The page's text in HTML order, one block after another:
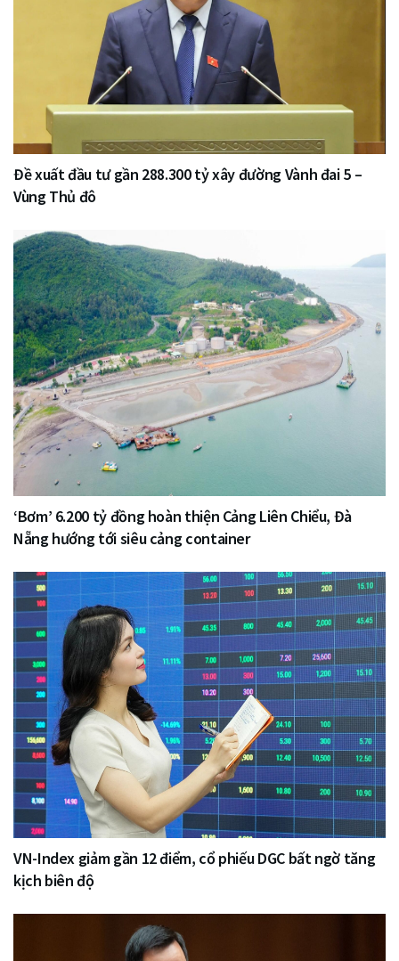
Đề xuất đầu tư gần 288.300 tỷ xây đường Vành đai 5 –
Vùng Thủ đô
‘Bơm’ 6.200 tỷ đồng hoàn thiện Cảng Liên Chiểu, Đà
Nẵng hướng tới siêu cảng container
VN-Index giảm gần 12 điểm, cổ phiếu DGC bất ngờ tăng
kịch biên độ